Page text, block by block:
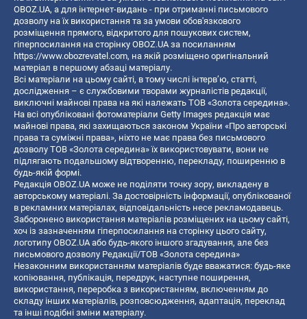
OBOZ.UA, а для інтернет-видань - при отриманні письмового
дозволу на їх використання та за умови обов'язкового
розміщення прямого, відкритого для пошукових систем,
гіперпосилання на сторінку OBOZ.UA за посиланням
https://www.obozrevatel.com, на якій розміщено оригінальний
матеріал в першому абзаці матеріалу.
Всі матеріали на цьому сайті, в тому числі інтерв’ю, статті,
дослідження – є службовими творами журналістів редакції,
виключні майнові права на які належать ТОВ «Золота середина».
На всі опубліковані фотоматеріали Getty Images редакція має
майнові права, які захищаються законом України «Про авторські
права та суміжні права», ніхто не має права без письмового
дозволу ТОВ «Золота середина» їх використовувати, вони не
підлягають подальшому відтворенню, перекладу, поширенню в
будь-якій формі.
Редакція OBOZ.UA може не поділяти точку зору, викладену в
авторському матеріалі. За достовірність інформації, опублікованої
в рекламних матеріалах, відповідальність несе рекламодавець.
Заборонено використання матеріалів розміщених на цьому сайті,
хоч із зазначенням гіперпосилання на сторінку цього сайту,
логотипу OBOZ.UA або будь-якого іншого згадування, але без
письмового дозволу Редакції/ТОВ «Золота середина»
Незаконним використанням матеріалів буде вважатися: будь-яке
копiювання, публiкацiя, передрук, наступне поширення,
використання, переробка з використанням, включенням до
складу інших матеріалів, розповсюдження, адаптація, переклад
та інші подібні зміни матеріалу.